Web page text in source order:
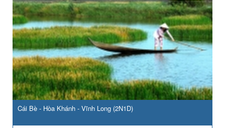
Cái Bè - Hòa Khánh - Vĩnh Long (2N1D)